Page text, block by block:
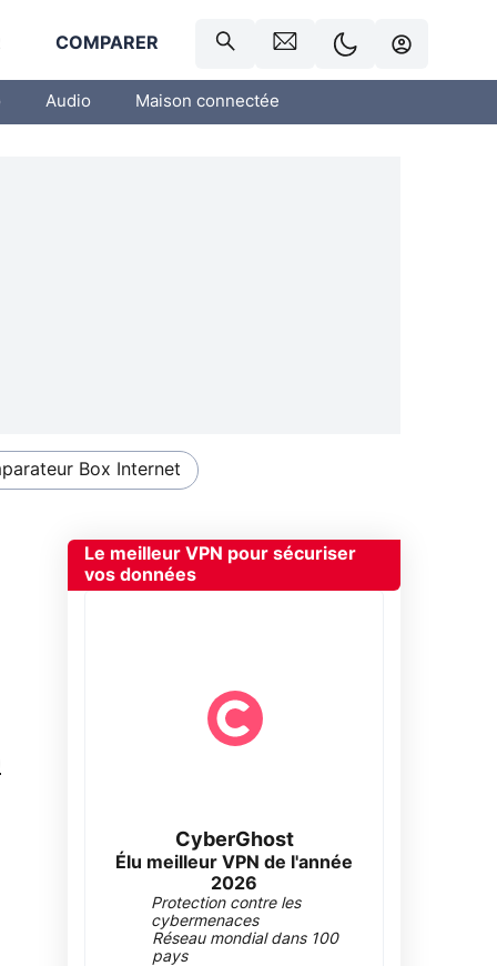
COMPARER
Audio Maison connectée
Box Internet
Le meilleur VPN pour sécuriser
vos données
CyberGhost
Élu meilleur VPN de l'année
2026
Protection contre les
cybermenaces
Réseau mondial dans 100
pays